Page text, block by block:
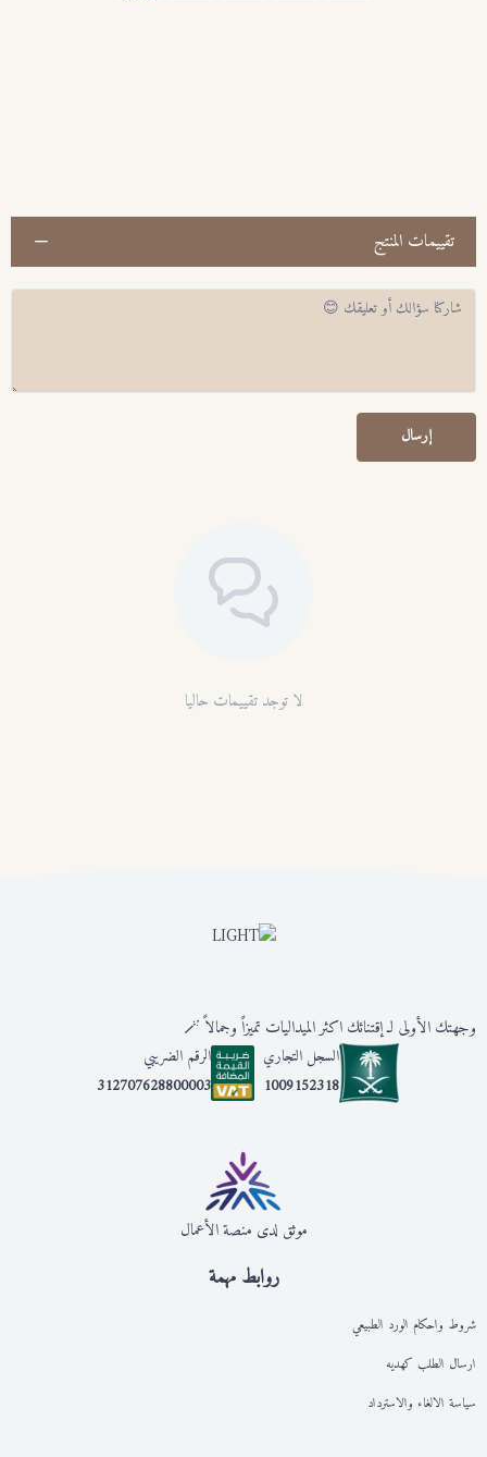
تقييمات المنتج
إرسال
لا توجد تقييمات حاليا
روابط مهمة
شروط واحكام الورد الطبيعي
ارسال الطلب كهديه
سياسة الالغاء والاسترداد
وجهتك الأولى لـ إقتنائك اكثر الميداليات تميزاً وجمالاً 🪄
السجل التجاري
1009152318
الرقم الضريبي
312707628800003
موثق لدى منصة الأعمال